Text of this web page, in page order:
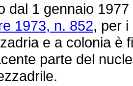
1 gennaio 1977
1973, n. 852, per
e a colonia è
parte del